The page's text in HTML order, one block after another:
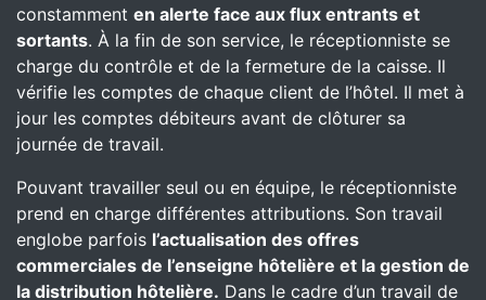
constamment en alerte face aux flux entrants et
sortants. À la fin de son service, le réceptionniste se
charge du contrôle et de la fermeture de la caisse. Il
vérifie les comptes de chaque client de l’hôtel. Il met à
jour les comptes débiteurs avant de clôturer sa
journée de travail.
Pouvant travailler seul ou en équipe, le réceptionniste
prend en charge différentes attributions. Son travail
englobe parfois l’actualisation des offres
commerciales de l’enseigne hôtelière et la gestion de
la distribution hôtelière. Dans le cadre d’un travail de